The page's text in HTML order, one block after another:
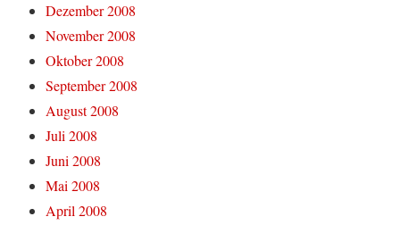
Dezember 2008
November 2008
Oktober 2008
September 2008
August 2008
Juli 2008
Juni 2008
Mai 2008
April 2008